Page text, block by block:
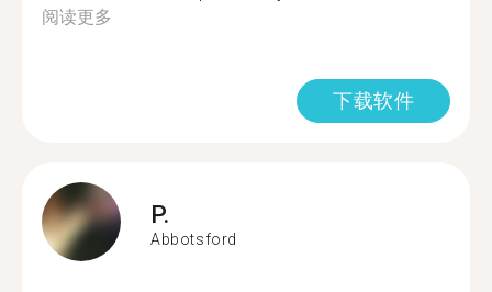
阅读更多
下载软件
P.
Abbotsford